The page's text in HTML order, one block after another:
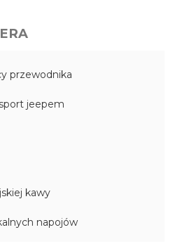
przewodnika
jeepem
kawy
napojów